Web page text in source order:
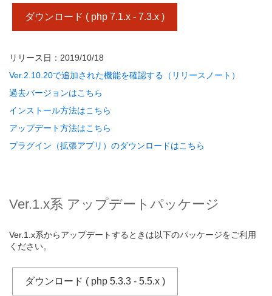
ダウンロード ( php 7.1.x - 7.3.x )
リリース日：2019/10/18
Ver.2.10.20で追加された機能を確認する（リリースノート）
過去バージョンはこちら
インストール方法はこちら
アップデート方法はこちら
プラグイン（拡張アプリ）のダウンロードはこちら
Ver.1.x系 アップデートパッケージ
Ver.1.x系からアップデートするときは以下のパッケージをご利用
ください。
ダウンロード ( php 5.3.3 - 5.5.x )